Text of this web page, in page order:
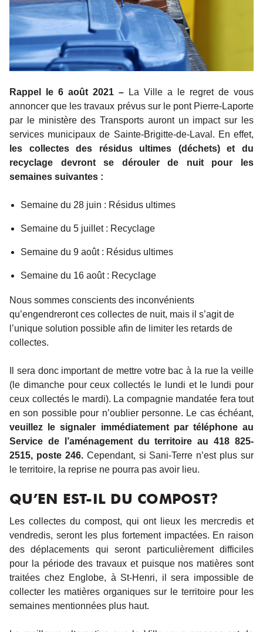
Rappel le 6 août 2021 – La Ville a le regret de vous
annoncer que les travaux prévus sur le pont Pierre-Laporte
par le ministère des Transports auront un impact sur les
services municipaux de Sainte-Brigitte-de-Laval. En effet,
les collectes des résidus ultimes (déchets) et du
recyclage devront se dérouler de nuit pour les
semaines suivantes :
Semaine du 28 juin : Résidus ultimes
Semaine du 5 juillet : Recyclage
Semaine du 9 août : Résidus ultimes
Semaine du 16 août : Recyclage
Nous sommes conscients des inconvénients
qu’engendreront ces collectes de nuit, mais il s’agit de
l’unique solution possible afin de limiter les retards de
collectes.
Il sera donc important de mettre votre bac à la rue la veille
(le dimanche pour ceux collectés le lundi et le lundi pour
ceux collectés le mardi). La compagnie mandatée fera tout
en son possible pour n’oublier personne. Le cas échéant,
veuillez le signaler immédiatement par téléphone au
Service de l’aménagement du territoire au 418 825-
2515, poste 246.Cependant, si Sani-Terre n’est plus sur
le territoire, la reprise ne pourra pas avoir lieu.
QU’EN EST-IL DU COMPOST?
Les collectes du compost, qui ont lieux les mercredis et
vendredis, seront les plus fortement impactées. En raison
des déplacements qui seront particulièrement difficiles
pour la période des travaux et puisque nos matières sont
traitées chez Englobe, à St-Henri, il sera impossible de
collecter les matières organiques sur le territoire pour les
semaines mentionnées plus haut.